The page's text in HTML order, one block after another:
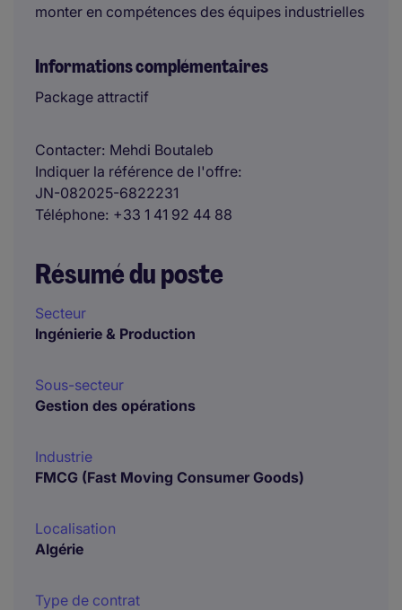
monter en compétences des équipes industrielles
Informations complémentaires
Package attractif
Contacter Mehdi Boutaleb
Indiquer la référence de l'offre
JN-082025-6822231
Téléphone +33 1 41 92 44 88
Résumé du poste
Secteur
Ingénierie & Production
Sous-secteur
Gestion des opérations
Industrie
FMCG (Fast Moving Consumer Goods)
Localisation
Algérie
Type de contrat